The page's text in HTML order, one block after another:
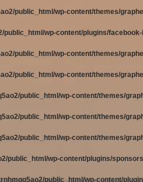
public_html/wp-content/themes/
public_html/wp-content/plugins/
public_html/wp-content/themes/
public_html/wp-content/themes/
public_html/wp-content/themes/
public_html/wp-content/themes/
public_html/wp-content/themes/
public_html/wp-content/plugins/
public_html/wp-content/